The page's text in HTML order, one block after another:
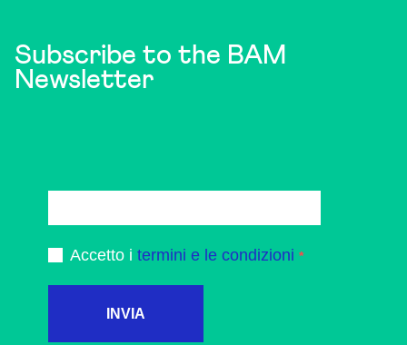
Subscribe to the BAM
Newsletter
Accetto i termini e le condizioni
INVIA